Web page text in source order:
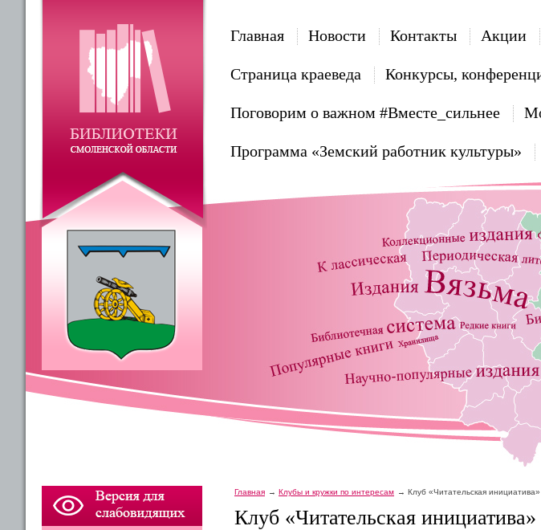
Главная Новости Контакты Акции
Страница краеведа Конкурсы,
Поговорим о важном #Вместе_сильнее
Программа «Земский работник культуры»
Главная Клубы и кружки по интересам Клуб «Читательская инициатива»
Клуб «Читательская инициатива»